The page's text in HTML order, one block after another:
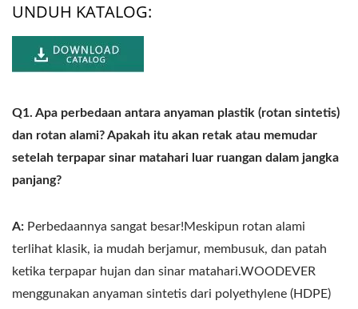
UNDUH KATALOG:
Q1. Apa perbedaan antara anyaman plastik (rotan sintetis)
dan rotan alami? Apakah itu akan retak atau memudar
setelah terpapar sinar matahari luar ruangan dalam jangka
panjang?
A: Perbedaannya sangat besar!Meskipun rotan alami
terlihat klasik, ia mudah berjamur, membusuk, dan patah
ketika terpapar hujan dan sinar matahari.WOODEVER
menggunakan anyaman sintetis dari polyethylene (HDPE)